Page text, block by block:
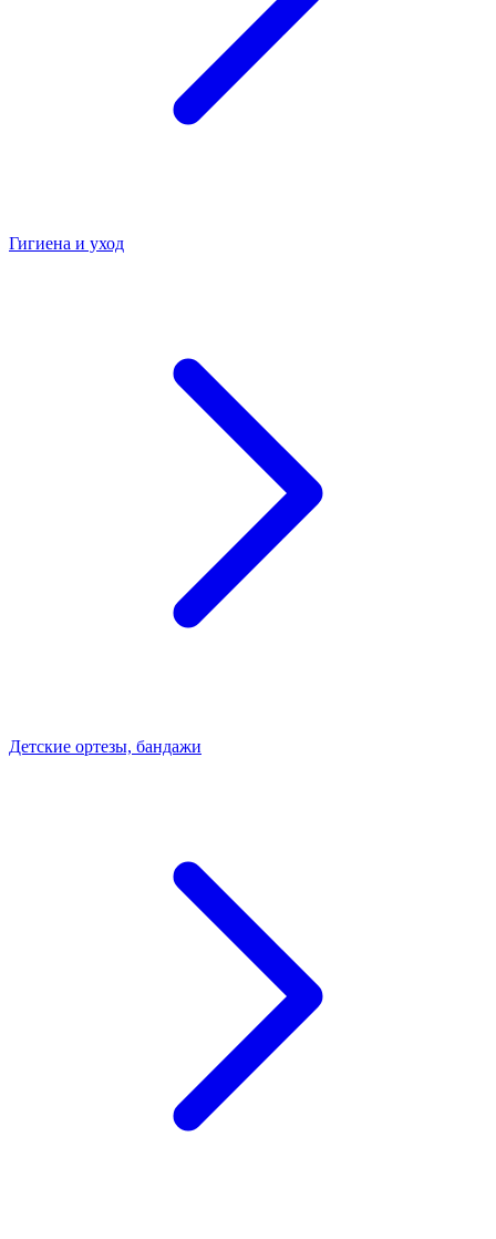
Гигиена и уход
Детские ортезы, бандажи